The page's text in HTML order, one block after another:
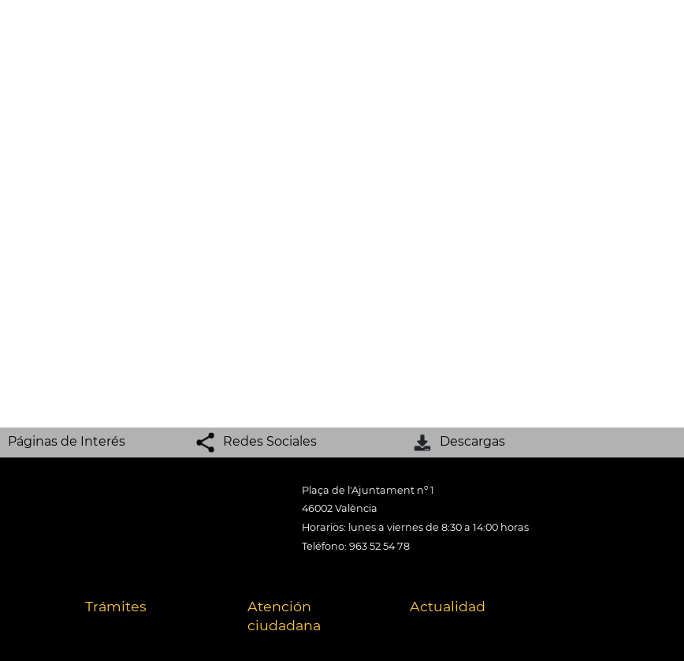
Páginas de Interés Redes Sociales Descargas
Plaça de l'Ajuntament nº 1
46002 València
Horarios: lunes a viernes de 8:30 a 14:00 horas
Teléfono: 963 52 54 78
Trámites
Atención
ciudadana
Actualidad